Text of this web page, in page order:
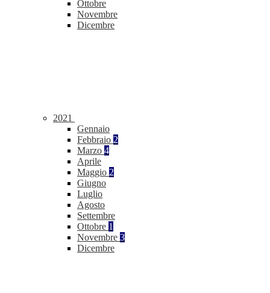
Ottobre
Novembre
Dicembre
2021
Gennaio
Febbraio 2
Marzo 4
Aprile
Maggio 2
Giugno
Luglio
Agosto
Settembre
Ottobre 1
Novembre 3
Dicembre